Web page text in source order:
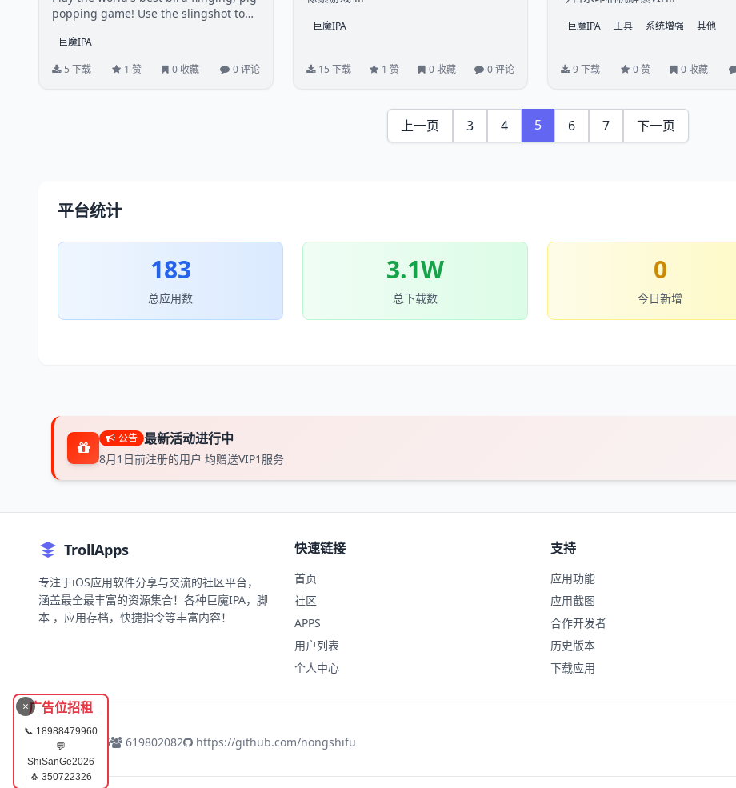
popping game! Use the slingshot to
巨魔IPA
5 下载
1 赞 0 收藏 0 评论
巨魔IPA
15 下载 1 赞 0 收藏 0 评论
巨魔IPA 工具 系统增强 其他
9 下载 0 赞 0 收藏
上一页 3 4 5 6 7 下一页
平台统计
183
总应用数
3.1W
总下载数
0
今日新增
公告 最新活动进行中
8月1日前注册的用户 均赠送VIP1服务
TrollApps
专注于iOS应用软件分享与交流的社区平台，
涵盖最全最丰富的资源集合！各种巨魔IPA，脚
本 ，应用存档，快捷指令等丰富内容！
快速链接
首页
社区
APPS
用户列表
个人中心
支持
应用功能
应用截图
合作开发者
历史版本
下载应用
350722326 619802082 https://github.com/nongshifu
×广告位招租
📞 18988479960
💬
ShiSanGe2026
🐧 350722326